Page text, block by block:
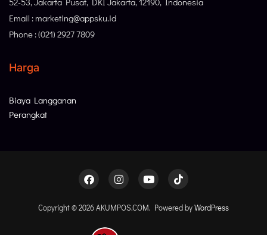
Email : marketing@appsku.id
Phone : (021) 2927 7809
Harga
Biaya Langganan
Perangkat
Copyright © 2026 AKUMPOS.COM. Powered byWordPress